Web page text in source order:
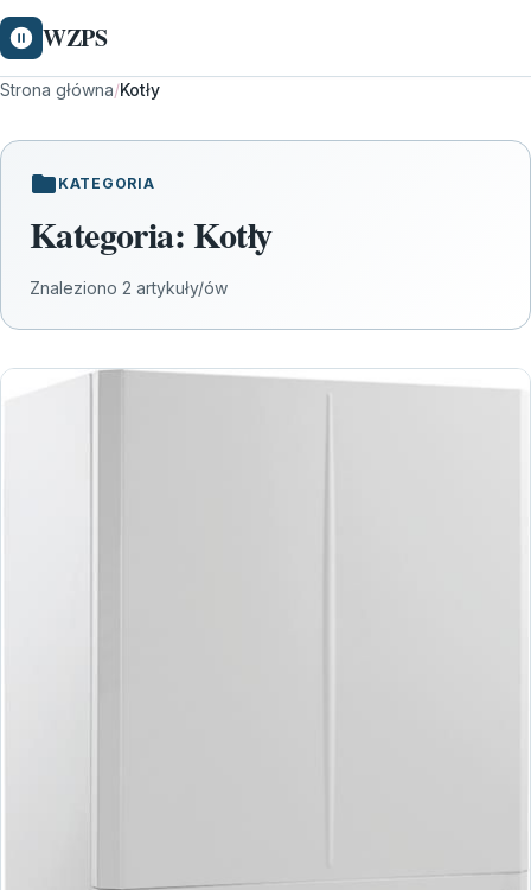
WZPS
Strona główna/Kotły
KATEGORIA
Kategoria: Kotły
Znaleziono 2 artykuły/ów